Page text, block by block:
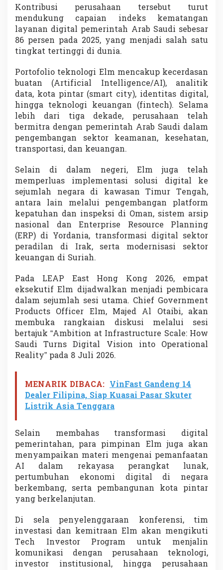
s
i
f
i
k
Kontribusi perusahaan tersebut turut
mendukung capaian indeks kematangan
layanan digital pemerintah Arab Saudi sebesar
86 persen pada 2025, yang menjadi salah satu
tingkat tertinggi di dunia.
Portofolio teknologi Elm mencakup kecerdasan
buatan (Artificial Intelligence/AI), analitik
data, kota pintar (smart city), identitas digital,
hingga teknologi keuangan (fintech). Selama
lebih dari tiga dekade, perusahaan telah
bermitra dengan pemerintah Arab Saudi dalam
pengembangan sektor keamanan, kesehatan,
transportasi, dan keuangan.
Selain di dalam negeri, Elm juga telah
memperluas implementasi solusi digital ke
sejumlah negara di kawasan Timur Tengah,
antara lain melalui pengembangan platform
kepatuhan dan inspeksi di Oman, sistem arsip
nasional dan Enterprise Resource Planning
(ERP) di Yordania, transformasi digital sektor
peradilan di Irak, serta modernisasi sektor
keuangan di Suriah.
Pada LEAP East Hong Kong 2026, empat
eksekutif Elm dijadwalkan menjadi pembicara
dalam sejumlah sesi utama. Chief Government
Products Officer Elm, Majed Al Otaibi, akan
membuka rangkaian diskusi melalui sesi
bertajuk “Ambition at Infrastructure Scale: How
Saudi Turns Digital Vision into Operational
Reality” pada 8 Juli 2026.
MENARIK DIBACA: VinFast Gandeng 14
Dealer Filipina, Siap Kuasai Pasar Skuter
Listrik Asia Tenggara
Selain membahas transformasi digital
pemerintahan, para pimpinan Elm juga akan
menyampaikan materi mengenai pemanfaatan
AI dalam rekayasa perangkat lunak,
pertumbuhan ekonomi digital di negara
berkembang, serta pembangunan kota pintar
yang berkelanjutan.
Di sela penyelenggaraan konferensi, tim
investasi dan kemitraan Elm akan mengikuti
Tech Investor Program untuk menjalin
komunikasi dengan perusahaan teknologi,
investor institusional, hingga perusahaan